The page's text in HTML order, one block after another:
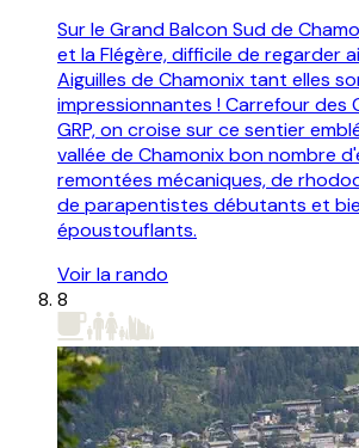
Sur le Grand Balcon Sud de
et la Flégère, difficile de regarder
Aiguilles de Chamonix tant elles
impressionnantes ! Carrefour des
GRP, on croise sur ce sentier
vallée de Chamonix bon nombre
remontées mécaniques, de
de parapentistes débutants et
époustouflants.
Voir la rando
8